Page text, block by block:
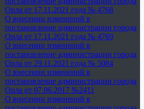
Орла от 17.11.2021 года № 4768
О внесении изменений в
постановление администрации города
Орла от 17.11.2021 года № 4769
О внесении изменений в
постановление администрации города
Орла от 29.11.2021 года № 5084
О внесении изменений в
постановление администрации города
Орла от 07.06.2017 №2411
О внесении изменений в